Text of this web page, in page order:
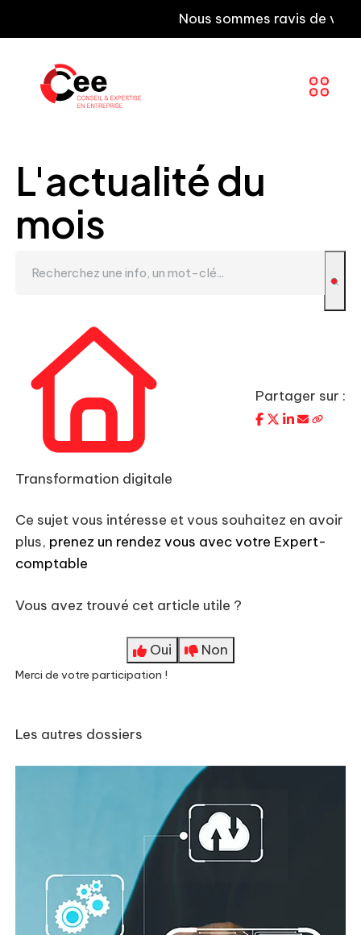
Nous sommes ravis de vous
L'actualité du
mois
Transformation digitale
Partager sur :
Ce sujet vous intéresse et vous souhaitez en avoir
plus, prenez un rendez vous avec votre Expert-
comptable
Vous avez trouvé cet article utile ?
Oui Non
Merci de votre participation !
Les autres dossiers